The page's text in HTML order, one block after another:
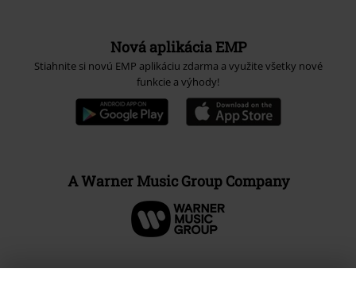
Nová aplikácia EMP
Stiahnite si novú EMP aplikáciu zdarma a využite všetky nové
funkcie a výhody!
A Warner Music Group Company